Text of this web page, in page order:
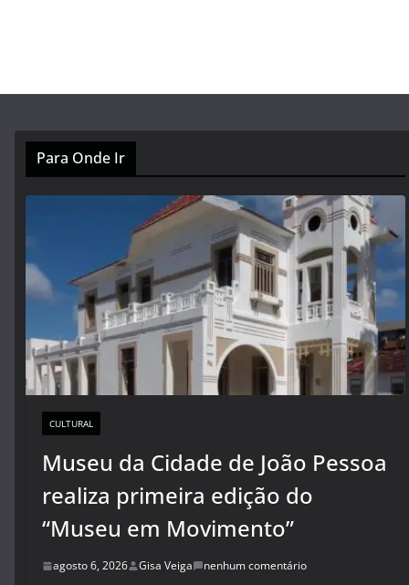
Para Onde Ir
CULTURAL
Museu da Cidade de João Pessoa
realiza primeira edição do
“Museu em Movimento”
agosto 6, 2026 Gisa Veiga nenhum comentário